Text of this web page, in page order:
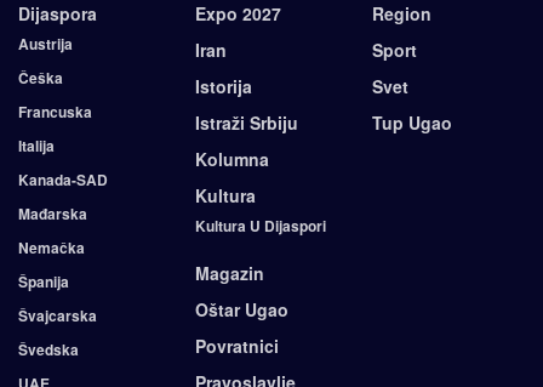
Dijaspora
Austrija
Češka
Francuska
Italija
Kanada-SAD
Mađarska
Nemačka
Španija
Švajcarska
Švedska
Expo 2027
Iran
Istorija
Istraži Srbiju
Kolumna
Kultura
Kultura U Dijaspori
Magazin
Oštar Ugao
Povratnici
Region
Sport
Svet
Tup Ugao